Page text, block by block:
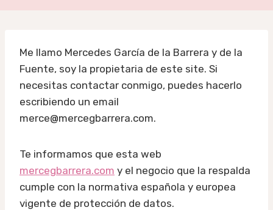
Me llamo Mercedes García de la Barrera y de la
Fuente, soy la propietaria de este site. Si
necesitas contactar conmigo, puedes hacerlo
escribiendo un email
merce@mercegbarrera.com.
Te informamos que esta web
mercegbarrera.com y el negocio que la respalda
cumple con la normativa española y europea
vigente de protección de datos.